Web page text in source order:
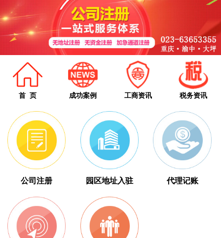
首 页 成功案例 工商资讯 税务资讯
公司注册 园区地址入驻 代理记账